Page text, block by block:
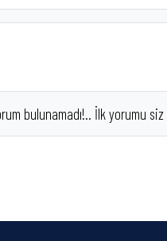
bulunamadı!.. İlk yorumu